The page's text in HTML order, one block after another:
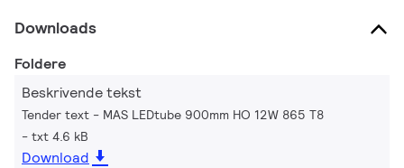
Downloads
Foldere
Beskrivende tekst
Tender text - MAS LEDtube 900mm HO 12W 865 T8
txt 4.6 kB
Download